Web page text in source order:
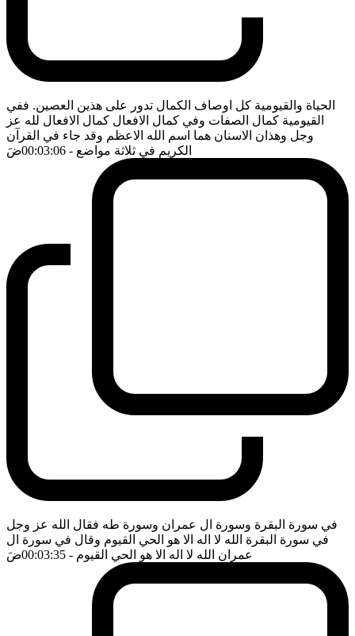
الحياة والقيومية كل اوصاف الكمال تدور على هذين العصين. ففي
القيومية كمال الصفات وفي كمال الافعال كمال الافعال لله عز
وجل وهذان الاسنان هما اسم الله الاعظم وقد جاء في القرآن
الكريم في ثلاثة مواضع - 00:03:06 ضَ
في سورة البقرة وسورة ال عمران وسورة طه فقال الله عز وجل
في سورة البقرة الله لا اله الا هو الحي القيوم وقال في سورة ال
عمران الله لا اله الا هو الحي القيوم - 00:03:35 ضَ